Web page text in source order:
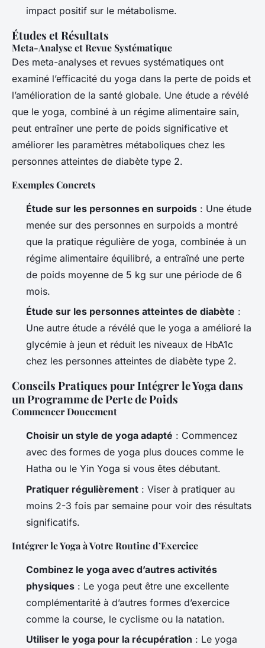
impact positif sur le métabolisme.
Études et Résultats
Meta-Analyse et Revue Systématique
Des meta-analyses et revues systématiques ont
examiné l’efficacité du yoga dans la perte de poids et
l’amélioration de la santé globale. Une étude a révélé
que le yoga, combiné à un régime alimentaire sain,
peut entraîner une perte de poids significative et
améliorer les paramètres métaboliques chez les
personnes atteintes de diabète type 2.
Exemples Concrets
Étude sur les personnes en surpoids : Une étude
menée sur des personnes en surpoids a montré
que la pratique régulière de yoga, combinée à un
régime alimentaire équilibré, a entraîné une perte
de poids moyenne de 5 kg sur une période de 6
mois.
Étude sur les personnes atteintes de diabète :
Une autre étude a révélé que le yoga a amélioré la
glycémie à jeun et réduit les niveaux de HbA1c
chez les personnes atteintes de diabète type 2.
Conseils Pratiques pour Intégrer le Yoga dans
un Programme de Perte de Poids
Commencer Doucement
Choisir un style de yoga adapté : Commencez
avec des formes de yoga plus douces comme le
Hatha ou le Yin Yoga si vous êtes débutant.
Pratiquer régulièrement : Viser à pratiquer au
moins 2-3 fois par semaine pour voir des résultats
significatifs.
Intégrer le Yoga à Votre Routine d’Exercice
Combinez le yoga avec d’autres activités
physiques : Le yoga peut être une excellente
complémentarité à d’autres formes d’exercice
comme la course, le cyclisme ou la natation.
Utiliser le yoga pour la récupération : Le yoga